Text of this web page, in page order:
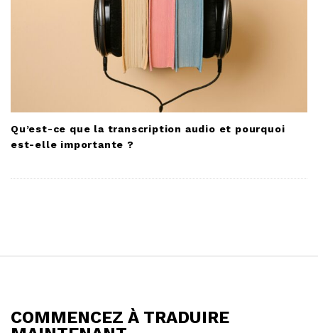
Qu’est-ce que la transcription audio et pourquoi
est-elle importante ?
COMMENCEZ À TRADUIRE